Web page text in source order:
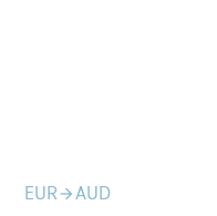
EURarrow_forwardAUD